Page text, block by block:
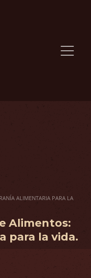
ALIMENTARIA PARA LA
Alimentos:
para la vida.